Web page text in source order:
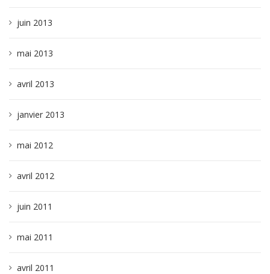
juin 2013
mai 2013
avril 2013
janvier 2013
mai 2012
avril 2012
juin 2011
mai 2011
avril 2011